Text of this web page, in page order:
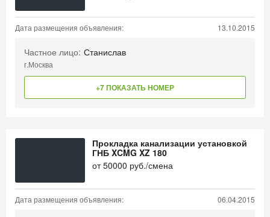
Дата размещения объявления: 13.10.2015
Частное лицо: Станислав
г.Москва
+7 ПОКАЗАТЬ НОМЕР
Прокладка канализации установкой
ГНБ XCMG XZ 180
от50000 руб./смена
Дата размещения объявления: 06.04.2015